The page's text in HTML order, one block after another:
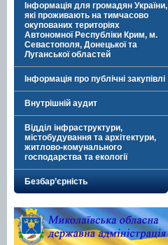
Інформація для громадян України,
які проживають на тимчасово
окупованих територіях
Автономної Республіки Крим, м.
Севастополя, Донецької та
Луганської областей
Інформація про публічні закупівлі
Внутрішній аудит
Відділ інфраструктури,
містобудування та архітектури,
житлово-комунального
господарства та екології
Безбар’єрність